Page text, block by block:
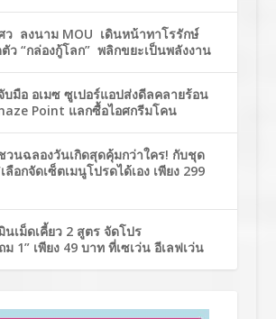
ว ลงนาม MOU เดินหน้าทาโรรักษ์
ว “กล่องกู้โลก” พลิกขยะเป็นพลังงาน
มือ อเมซ ซูเปอร์แอปส่งดีลคลายร้อน
Point แลกซื้อไอศกรีมโคน
นฉลองวันเกิดสุดคุ้มกว่าใคร! กับชุด
ลือกจัดเซ็ตเมนูโปรดได้เอง เพียง 299
นเม็ดเคี้ยว 2 สูตร จัดโปร
1” เพียง 49 บาท ที่เซเว่น อีเลฟเว่น